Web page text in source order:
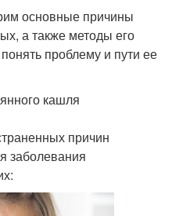
основные причины
а также методы его
проблему и пути ее
кашля
причин
заболевания